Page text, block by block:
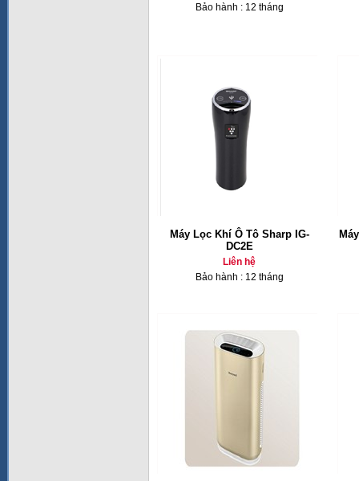
Bảo hành : 12 tháng
Máy Lọc Khí Ô Tô Sharp IG-
DC2E
Liên hệ
Bảo hành : 12 tháng